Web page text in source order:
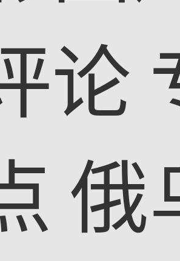
论
俄